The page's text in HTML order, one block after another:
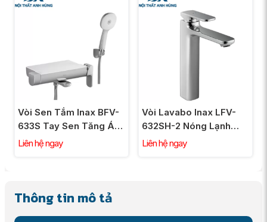
Vòi Sen Tắm Inax BFV-
633S Tay Sen Tăng Áp
Nóng Lạnh
Liên hệ ngay
Vòi Lavabo Inax LFV-
632SH-2 Nóng Lạnh
Thân Cao Gồm Nút
Liên hệ ngay
Thông tin mô tả